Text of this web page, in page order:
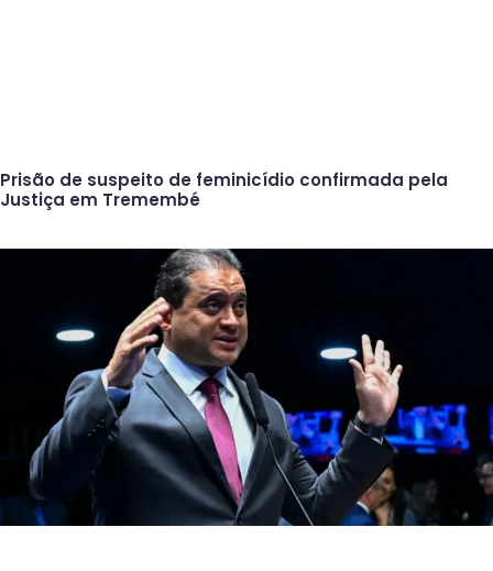
Prisão de suspeito de feminicídio confirmada pela
Justiça em Tremembé